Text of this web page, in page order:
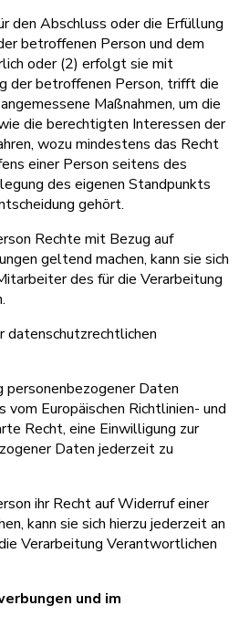
den Abschluss oder die Erfüllung
betroffenen Person und dem
oder (2) erfolgt sie mit
der betroffenen Person, trifft die
Maßnahmen, um die
die berechtigten Interessen der
wozu mindestens das Recht
einer Person seitens des
des eigenen Standpunkts
gehört.
Rechte mit Bezug auf
geltend machen, kann sie sich
des für die Verarbeitung
datenschutzrechtlichen
personenbezogener Daten
Europäischen Richtlinien- und
Recht, eine Einwilligung zur
Daten jederzeit zu
ihr Recht auf Widerruf einer
kann sie sich hierzu jederzeit an
Verarbeitung Verantwortlichen
und im